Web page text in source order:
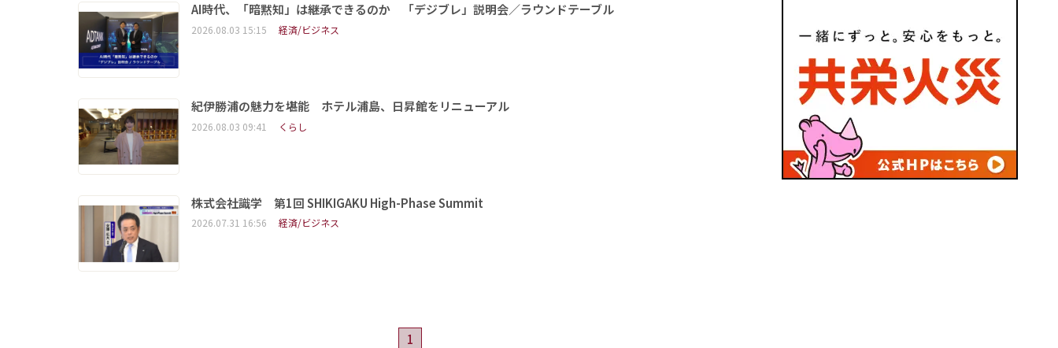
AI時代、「暗黙知」は継承できるのか 「デジブレ」説明会／ラウンドテーブル
2026.08.03 15:15 経済/ビジネス
紀伊勝浦の魅力を堪能 ホテル浦島、日昇館をリニューアル
2026.08.03 09:41 くらし
株式会社識学 第1回 SHIKIGAKU High-Phase Summit
2026.07.31 16:56 経済/ビジネス
1